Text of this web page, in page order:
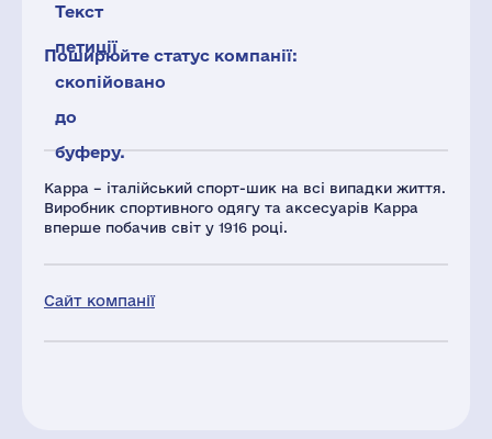
Kappa – італійський спорт-шик на всі випадки життя.
Виробник спортивного одягу та аксесуарів Kappa
вперше побачив світ у 1916 році.
Сайт компанії
Текст
петиції
скопійовано
до
буферу.
Поширюйте статус компанії: